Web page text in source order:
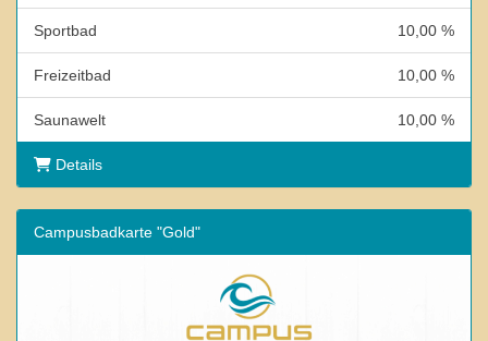
Sportbad 10,00 %
Freizeitbad 10,00 %
Saunawelt 10,00 %
Details
Campusbadkarte "Gold"